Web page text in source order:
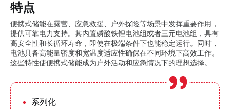
特点
便携式储能在露营、应急救援、户外探险等场景中发挥重要作用，
提供可靠电力支持。其内置磷酸铁锂电池组或者三元电池组，具有
高安全性和长循环寿命，即使在极端条件下也能稳定运行。同时，
电池具备高能量密度和宽温度适应性确保在不同环境下高效工作。
这些特性使便携式储能成为户外活动和应急情况下的理想选择。
系列化